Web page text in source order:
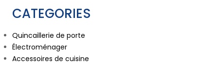
CATEGORIES
Quincaillerie de porte
Électroménager
Accessoires de cuisine